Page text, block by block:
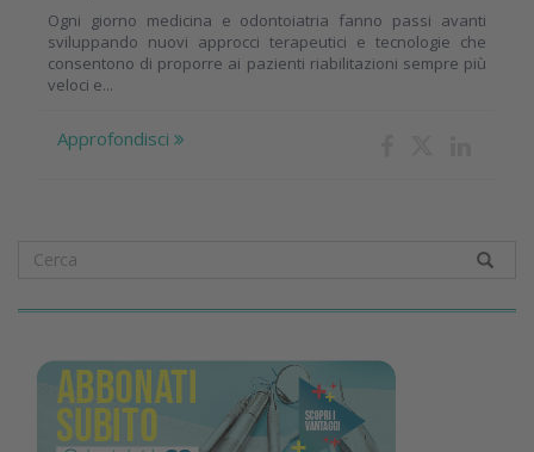
Ogni giorno medicina e odontoiatria fanno passi avanti
sviluppando nuovi approcci terapeutici e tecnologie che
consentono di proporre ai pazienti riabilitazioni sempre più
veloci e...
Approfondisci